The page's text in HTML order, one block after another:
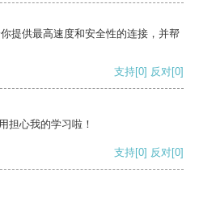
提供最高速度和安全性的连接，并帮
支持[0] 反对[0]
担心我的学习啦！
支持[0] 反对[0]